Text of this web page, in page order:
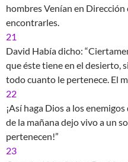
hombres Venían en Dirección
encontrarles.
21
David Había dicho:
que éste tiene en el desierto,
todo cuanto le pertenece. El
22
¡Así haga Dios a los
de la mañana dejo vivo a un
pertenecen!”
23